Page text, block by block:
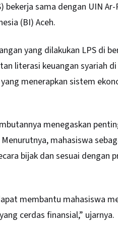
bekerja sama dengan UIN
(BI) Aceh.
yang dilakukan LPS di
literasi keuangan syariah
menerapkan sistem
menegaskan
mahasiswa
bijak dan sesuai dengan
membantu mahasiswa
cerdas finansial,” ujarnya.